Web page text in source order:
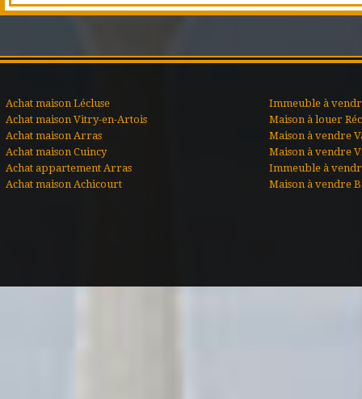
Achat maison Lécluse
Achat maison Vitry-en-Artois
Achat maison Arras
Achat maison Cuincy
Achat appartement Arras
Achat maison Achicourt
Immeuble à
Maison à louer
Maison à vendre
Maison à vendre
Immeuble à
Maison à vendre